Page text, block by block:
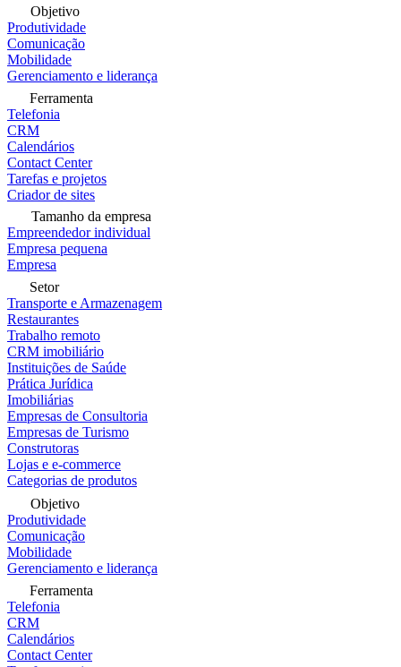
Objetivo
Produtividade
Comunicação
Mobilidade
Gerenciamento e liderança
Ferramenta
Telefonia
CRM
Calendários
Contact Center
Tarefas e projetos
Criador de sites
Tamanho da empresa
Empreendedor individual
Empresa pequena
Empresa
Setor
Transporte e Armazenagem
Restaurantes
Trabalho remoto
CRM imobiliário
Instituições de Saúde
Prática Jurídica
Imobiliárias
Empresas de Consultoria
Empresas de Turismo
Construtoras
Lojas e e-commerce
Categorias de produtos
Objetivo
Produtividade
Comunicação
Mobilidade
Gerenciamento e liderança
Ferramenta
Telefonia
CRM
Calendários
Contact Center